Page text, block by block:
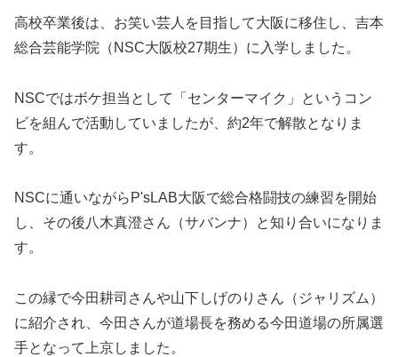
高校卒業後は、お笑い芸人を目指して大阪に移住し、吉本
総合芸能学院（NSC大阪校27期生）に入学しました。
NSCではボケ担当として「センターマイク」というコン
ビを組んで活動していましたが、約2年で解散となりま
す。
NSCに通いながらP'sLAB大阪で総合格闘技の練習を開始
し、その後八木真澄さん（サバンナ）と知り合いになりま
す。
この縁で今田耕司さんや山下しげのりさん（ジャリズム）
に紹介され、今田さんが道場長を務める今田道場の所属選
手となって上京しました。